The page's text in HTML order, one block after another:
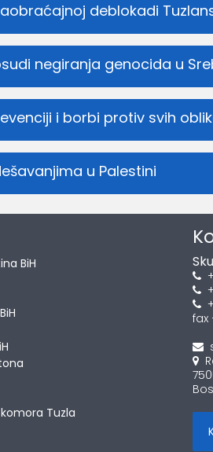
deblokadi
negiranja genocida u
i borbi protiv svih
u Palestini
BiH
Tuzla
fax